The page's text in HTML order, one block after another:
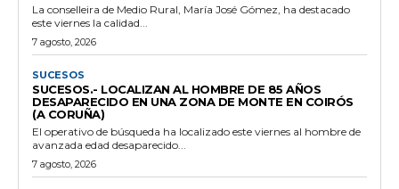
La conselleira de Medio Rural, María José Gómez, ha destacado
este viernes la calidad...
7 agosto, 2026
SUCESOS
SUCESOS.- LOCALIZAN AL HOMBRE DE 85 AÑOS
DESAPARECIDO EN UNA ZONA DE MONTE EN COIRÓS
(A CORUÑA)
El operativo de búsqueda ha localizado este viernes al hombre de
avanzada edad desaparecido...
7 agosto, 2026